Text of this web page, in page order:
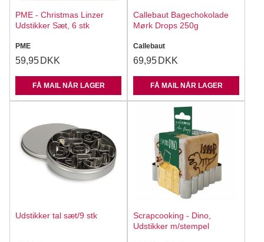
PME - Christmas Linzer
Udstikker Sæt, 6 stk
PME
59,95 DKK
FÅ MAIL NÅR LAGER
Callebaut Bagechokolade
Mørk Drops 250g
Callebaut
69,95 DKK
FÅ MAIL NÅR LAGER
Udstikker tal sæt/9 stk
Scrapcooking - Dino,
Udstikker m/stempel